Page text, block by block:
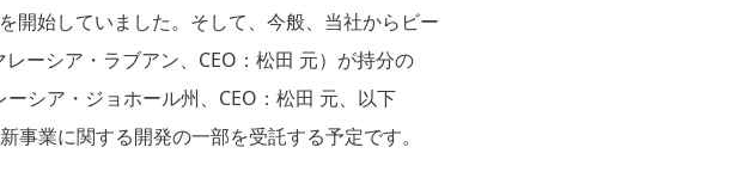
開始していました。そして、今般、当社からビー
ーシア・ラブアン、CEO：松田 元）が持分の
シア・ジョホール州、CEO：松田 元、以下
事業に関する開発の一部を受託する予定です。